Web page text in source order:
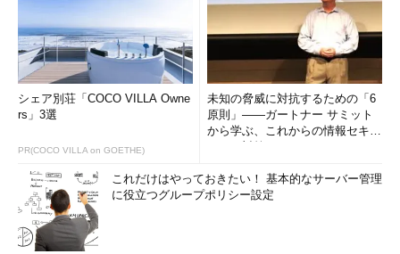
シェア別荘「COCO VILLA Owne
rs」3選
PR(COCO VILLA on GOETHE)
未知の脅威に対抗するための「6
原則」――ガートナー サミット
から学ぶ、これからの情報セキュ
これだけはやっておきたい！ 基本的なサーバー管理
に役立つグループポリシー設定